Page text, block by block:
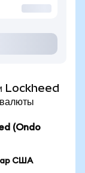
Lockheed
(Ondo
США